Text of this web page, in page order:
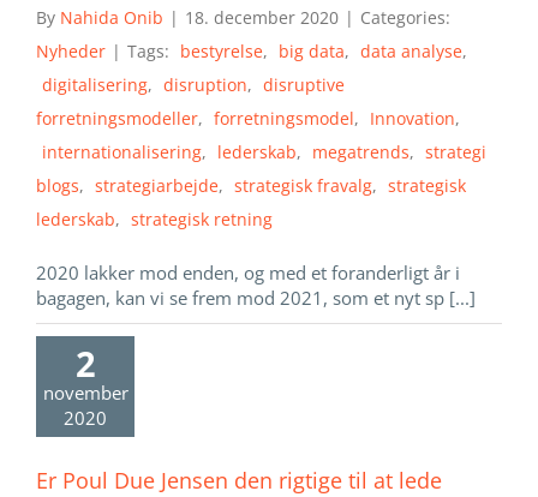
By Nahida Onib | 18. december 2020 | Categories:
Nyheder | Tags: bestyrelse, big data, data analyse,
digitalisering, disruption, disruptive
forretningsmodeller, forretningsmodel, Innovation,
internationalisering, lederskab, megatrends, strategi
blogs, strategiarbejde, strategisk fravalg, strategisk
lederskab, strategisk retning
2020 lakker mod enden, og med et foranderligt år i
bagagen, kan vi se frem mod 2021, som et nyt sp [...]
2
november
2020
Er Poul Due Jensen den rigtige til at lede